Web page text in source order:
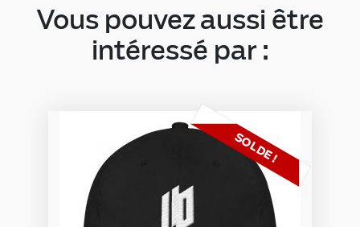
Vous pouvez aussi être
intéressé par :
SOLDE !